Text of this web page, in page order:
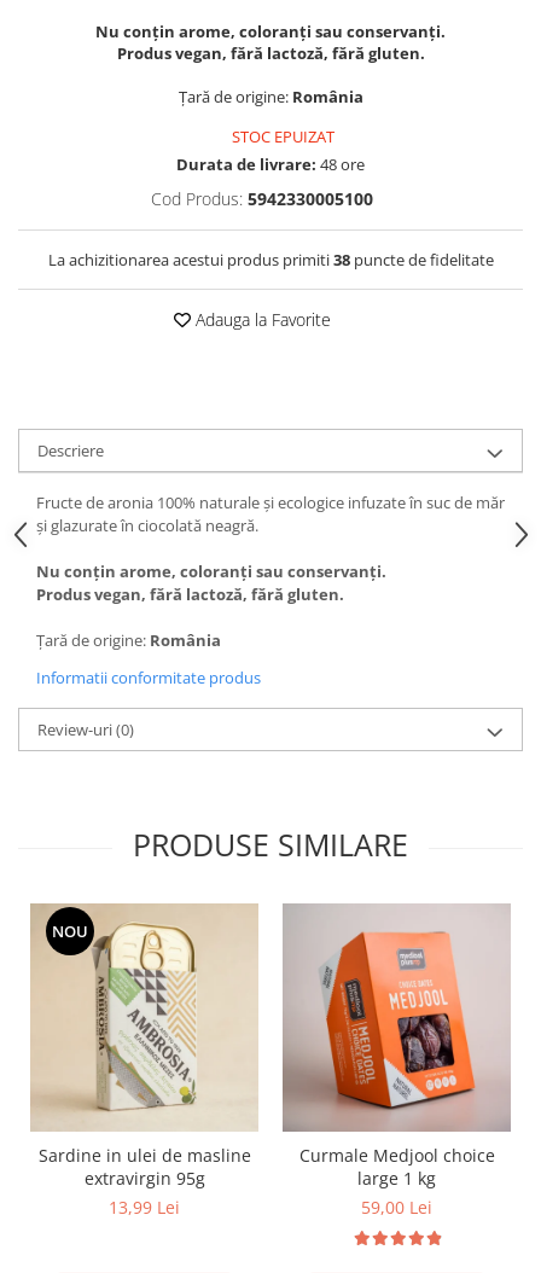
Nu conțin arome, coloranţi sau conservanţi.
Produs vegan, fără lactoză, fără gluten.
Țară de origine: România
STOC EPUIZAT
Durata de livrare: 48 ore
Cod Produs: 5942330005100
La achizitionarea acestui produs primiti38puncte de fidelitate
Adauga la Favorite
Descriere
Fructe de aronia 100% naturale și ecologice infuzate în suc de măr
și glazurate în ciocolată neagră.
Nu conțin arome, coloranţi sau conservanţi.
Produs vegan, fără lactoză, fără gluten.
Țară de origine: România
Informatii conformitate produs
Review-uri(0)
PRODUSE SIMILARE
NOU
Sardine in ulei de masline
extravirgin 95g
13,99 Lei
Curmale Medjool choice
large 1 kg
59,00 Lei